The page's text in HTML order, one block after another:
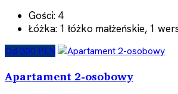
Gości: 4
Łóżka: 1 łóżko małżeńskie, 1
Od 300 PLN
Apartament 2-osobowy